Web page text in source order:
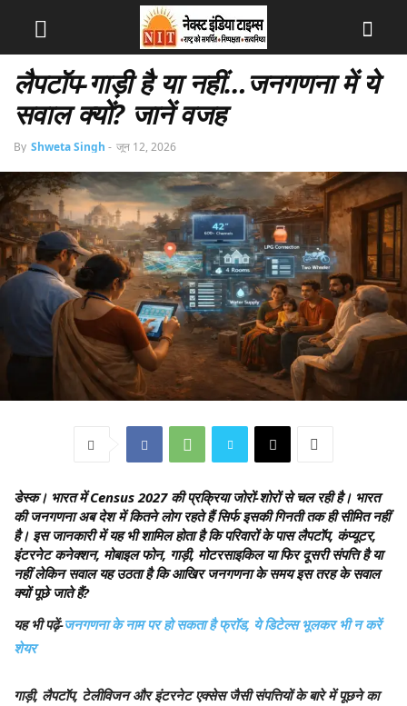
लैपटॉप-गाड़ी है या नहीं…जनगणना में ये
सवाल क्यों? जानें वजह
By Shweta Singh - जून 12, 2026
डेस्क। भारत में Census 2027 की प्रक्रिया जोरों-शोरों से चल रही है। भारत
की जनगणना अब देश में कितने लोग रहते हैं सिर्फ इसकी गिनती तक ही सीमित नहीं
है। इस जानकारी में यह भी शामिल होता है कि परिवारों के पास लैपटॉप, कंप्यूटर,
इंटरनेट कनेक्शन, मोबाइल फोन, गाड़ी, मोटरसाइकिल या फिर दूसरी संपत्ति है या
नहीं लेकिन सवाल यह उठता है कि आखिर जनगणना के समय इस तरह के सवाल
क्यों पूछे जाते हैं?
यह भी पढ़ें-जनगणना के नाम पर हो सकता है फ्रॉड, ये डिटेल्स भूलकर भी न करें
शेयर
गाड़ी, लैपटॉप, टेलीविजन और इंटरनेट एक्सेस जैसी संपत्तियों के बारे में पूछने का